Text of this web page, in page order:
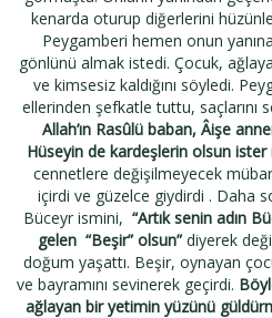
kenarda oturup diğerlerini
Peygamberi hemen onun yanına
gönlünü almak istedi. Çocuk,
ve kimsesiz kaldığını söyledi.
ellerinden şefkatle tuttu, saçlarını
Allah’ın Rasûlü baban, Âişe
Hüseyin de kardeşlerin olsun ister
cennetlere değişilmeyecek
içirdi ve güzelce giydirdi . Daha
Büceyr ismini, “Artık senin adın
gelen “Beşir” olsun”diyerek
doğum yaşattı. Beşir, oynayan
ve bayramını sevinerek geçirdi.
ağlayan bir yetimin yüzünü